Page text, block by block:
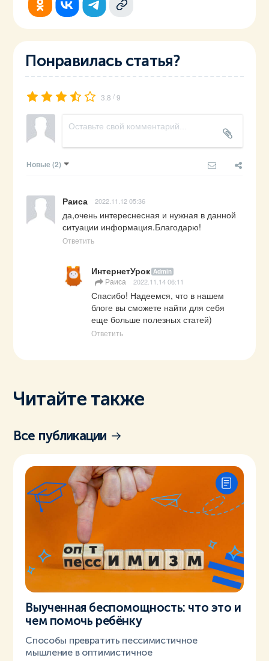
Понравилась статья?
3.8 /9
Новые (2)
Раиса 2022.11.12 05:36
да,очень интереснесная и нужная в данной
ситуации информация.Благодарю!
Ответить
ИнтернетУрок Admin
Раиса 2022.11.14 06:11
Спасибо! Надеемся, что в нашем
блоге вы сможете найти для себя
еще больше полезных статей)
Ответить
Читайте также
Все публикации
Выученная беспомощность: что это и
чем помочь ребёнку
Способы превратить пессимистичное
мышление в оптимистичное